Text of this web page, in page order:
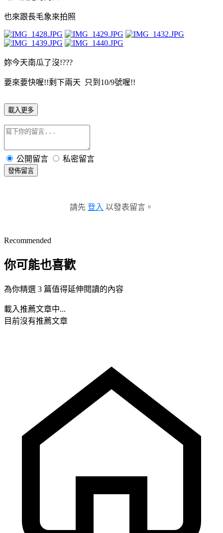
也來跟長毛象來拍照
妳今天南瓜了沒!???
要來要快喔!!剩下兩天 只到10/9號喔!!
載入更多
公開留言 私密留言
發佈留言
請先 登入 以發表留言。
Recommended
你可能也喜歡
為你精選 3 篇值得延伸閱讀的內容
載入推薦文章中...
目前沒有推薦文章